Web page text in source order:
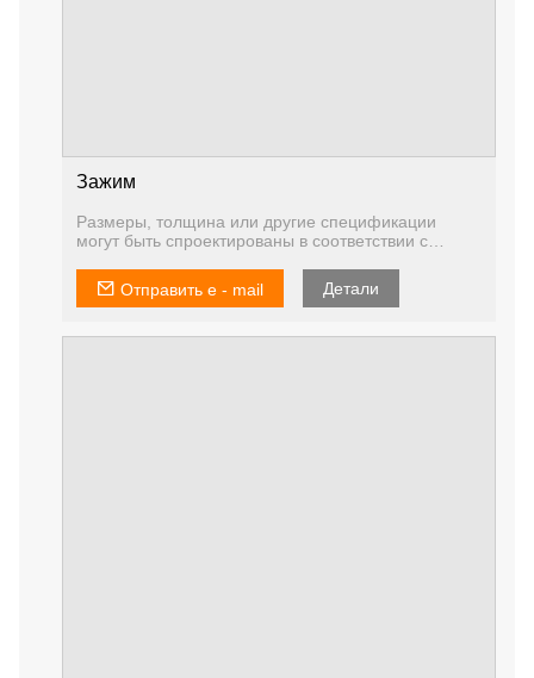
Зажим
Размеры, толщина или другие спецификации
могут быть спроектированы в соответствии с
Отправить e - mail
Детали